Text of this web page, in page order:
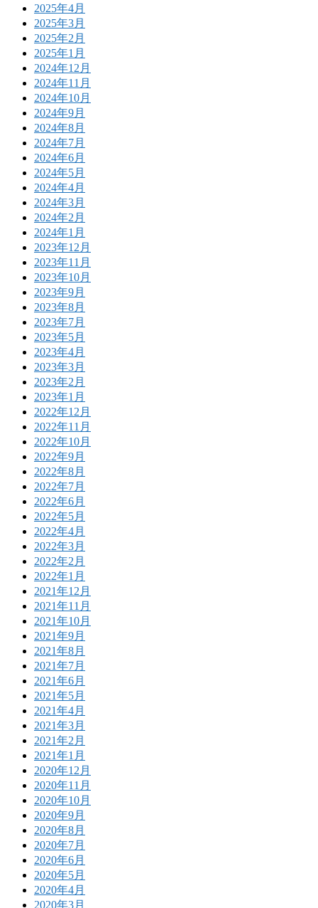
2025年4月
2025年3月
2025年2月
2025年1月
2024年12月
2024年11月
2024年10月
2024年9月
2024年8月
2024年7月
2024年6月
2024年5月
2024年4月
2024年3月
2024年2月
2024年1月
2023年12月
2023年11月
2023年10月
2023年9月
2023年8月
2023年7月
2023年5月
2023年4月
2023年3月
2023年2月
2023年1月
2022年12月
2022年11月
2022年10月
2022年9月
2022年8月
2022年7月
2022年6月
2022年5月
2022年4月
2022年3月
2022年2月
2022年1月
2021年12月
2021年11月
2021年10月
2021年9月
2021年8月
2021年7月
2021年6月
2021年5月
2021年4月
2021年3月
2021年2月
2021年1月
2020年12月
2020年11月
2020年10月
2020年9月
2020年8月
2020年7月
2020年6月
2020年5月
2020年4月
2020年3月